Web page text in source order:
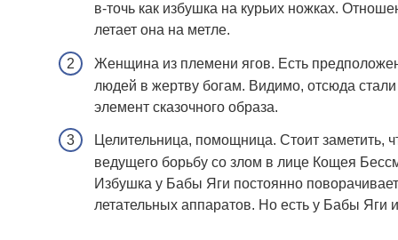
в-точь как избушка на курьих ножках.
летает она на метле.
Женщина из племени ягов. Есть
людей в жертву богам. Видимо, отсюда
элемент сказочного образа.
Целительница, помощница. Стоит заметить,
ведущего борьбу со злом в лице Кощея
Избушка у Бабы Яги постоянно
летательных аппаратов. Но есть у Бабы Яги